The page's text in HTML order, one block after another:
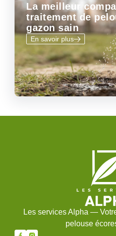
La meilleur
traitement de
gazon sain
En savoir plus
Les services Alpha —
pelouse